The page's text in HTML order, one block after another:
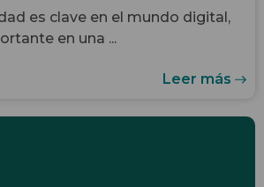
es clave en el mundo digital,
en una ...
Leer más